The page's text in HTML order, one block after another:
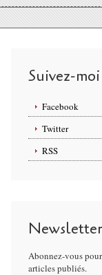
Suivez-moi
Facebook
Twitter
RSS
Newsletter
Abonnez-vous
articles publiés.